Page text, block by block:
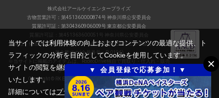
株式会社アールケイエンタープライズ
古物営業許可：第451360000874号 神奈川県公安委員会
質屋許可証：第304360906009号 東京都公安委員会
質屋許可証：第451363600051号 神奈川県公安委員会
当店は、偽造品の流通防止を目指すAACD(日本流通自主管理協会)の正会
員企業です(会員番号：R-0196)
※当サイトに掲載のアイテムは、RodeoDrive独自で買取り・仕入れ・販売
しているアイテムの一例です
Copyright © RK ENTERPRISE co.,ltd All Rights Reserved.
当サイトでは利用体験の向上およびコンテンツの最適な提供、ト
ラフィックの分析を目的としてCookieを使用しています。
サイトの閲覧を継続された場合、Cookieの利用に同意したものと
いたします。
詳細についてはプライバシーポリシーをご確認ください。
▼ 会員登録で応募参加！▼